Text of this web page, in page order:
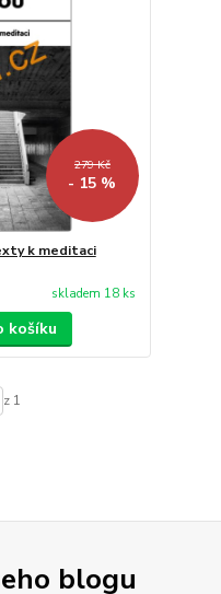
279 Kč
- 15 %
k meditaci
skladem 18 ks
košíku
z 1
blogu